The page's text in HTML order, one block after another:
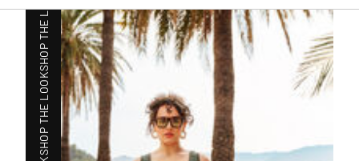
SHOP THE LOOK
SHOP THE LOOK